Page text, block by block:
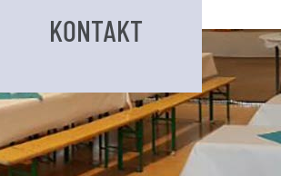
KONTAKT
BUCHUNGSANFRAGE